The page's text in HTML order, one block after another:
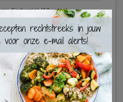
Carluccio)(12 votes)
en gedroogde ham
(11
varkenshaas(10 votes)
×